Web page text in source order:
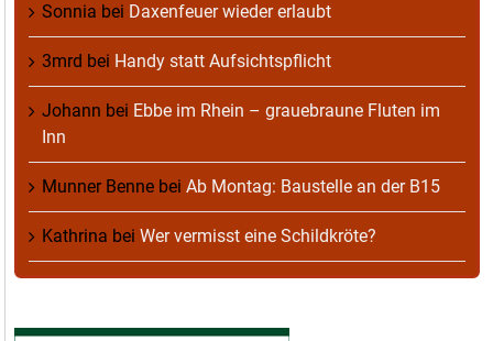
Sonnia bei Daxenfeuer wieder erlaubt
3mrd bei Handy statt Aufsichtspflicht
Johann bei Ebbe im Rhein – grauebraune Fluten im
Inn
Munner Benne bei Ab Montag: Baustelle an der B15
Kathrina bei Wer vermisst eine Schildkröte?